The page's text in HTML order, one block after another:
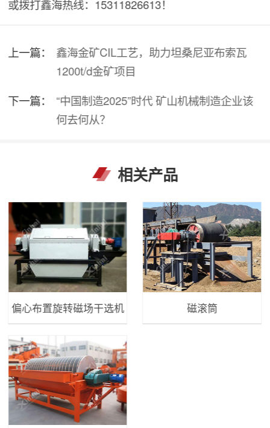
或拨打鑫海热线：15311826613！
上一篇：
鑫海金矿CIL工艺，助力坦桑尼亚布索瓦
1200t/d金矿项目
下一篇：
“中国制造2025”时代 矿山机械制造企业该
何去何从？
相关产品
偏心布置旋转磁场干选机 磁滚筒